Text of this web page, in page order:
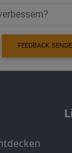
FEEDBACK